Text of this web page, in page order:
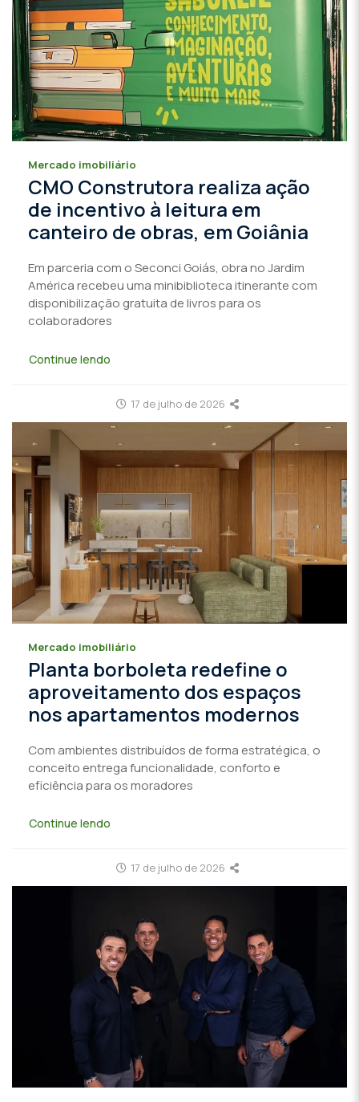
Mercado imobiliário
CMO Construtora realiza ação
de incentivo à leitura em
canteiro de obras, em Goiânia
Em parceria com o Seconci Goiás, obra no Jardim
América recebeu uma minibiblioteca itinerante com
disponibilização gratuita de livros para os
colaboradores
Continue lendo
17 de julho de 2026
Mercado imobiliário
Planta borboleta redefine o
aproveitamento dos espaços
nos apartamentos modernos
Com ambientes distribuídos de forma estratégica, o
conceito entrega funcionalidade, conforto e
eficiência para os moradores
Continue lendo
17 de julho de 2026